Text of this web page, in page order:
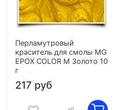
Перламутровый
краситель для смолы MG
EPOX COLOR M Золото 10
г
217 руб